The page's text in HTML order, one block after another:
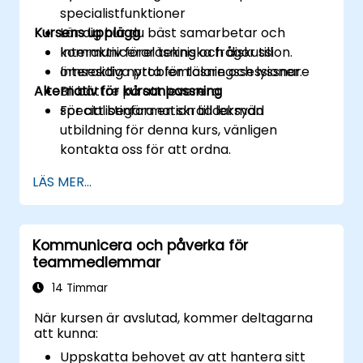
specialistfunktioner
Lär dig hur du bäst samarbetar och
kommunicerar tekniska frågor till
ömsesidig nytta för talare och lyssnare
Bli bättre på att leverera
specialistinformation till lekmän
Kursens upplägg
Interaktiv föreläsning och diskussion.
Interaktiva problemlösningssessioner.
Alternativ för kursanpassning
För att begära en skräddarsydd
utbildning för denna kurs, vänligen
kontakta oss för att ordna.
LÄS MER...
Kommunicera och påverka för
teammedlemmar
14 Timmar
När kursen är avslutad, kommer deltagarna
att kunna:
Uppskatta behovet av att hantera sitt